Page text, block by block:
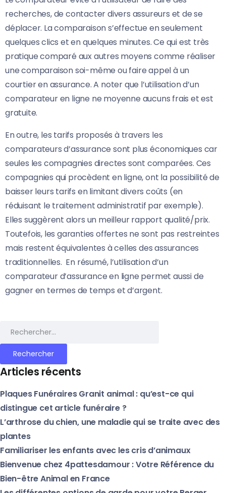
recherches, de contacter divers assureurs et de se
déplacer. La comparaison s’effectue en seulement
quelques clics et en quelques minutes. Ce qui est très
pratique comparé aux autres moyens comme réaliser
une comparaison soi-même ou faire appel à un
courtier en assurance. A noter que l’utilisation d’un
comparateur en ligne ne moyenne aucuns frais et est
gratuite.
En outre, les tarifs proposés à travers les
comparateurs d’assurance sont plus économiques car
seules les compagnies directes sont comparées. Ces
compagnies qui procèdent en ligne, ont la possibilité de
baisser leurs tarifs en limitant divers coûts (en
réduisant le traitement administratif par exemple).
Elles suggèrent alors un meilleur rapport qualité/prix.
Toutefois, les garanties offertes ne sont pas restreintes
mais restent équivalentes à celles des assurances
traditionnelles. En résumé, l’utilisation d’un
comparateur d’assurance en ligne permet aussi de
gagner en termes de temps et d’argent.
Rechercher :
Articles récents
Plaques Funéraires Granit animal : qu’est-ce qui
distingue cet article funéraire ?
L’arthrose du chien, une maladie qui se traite avec des
plantes
Familiariser les enfants avec les cris d’animaux
Bienvenue chez 4pattesdamour : Votre Référence du
Bien-être Animal en France